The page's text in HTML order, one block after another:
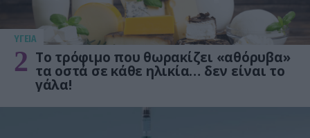
ΥΓΕΙΑ
2 Το τρόφιμο που θωρακίζει «αθόρυβα»
τα οστά σε κάθε ηλικία… δεν είναι το
γάλα!